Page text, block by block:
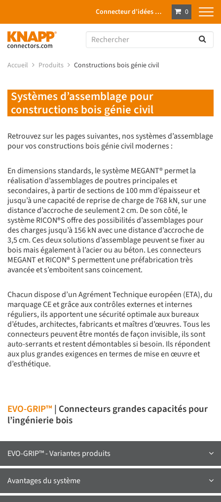
Connecteur d’idées … 0
Accueil Produits Constructions bois génie civil
Systèmes d’assemblage pour
constructions bois génie civil
Retrouvez sur les pages suivantes, nos systèmes d’assemblage
pour vos constructions bois génie civil modernes :
En dimensions standards, le système MEGANT® permet la
réalisation d’assemblages de poutres principales et
secondaires, à partir de sections de 100 mm d’épaisseur et
jusqu’à une capacité de reprise de charge de 768 kN, sur une
distance d’accroche de seulement 2 cm. De son côté, le
système RICON®S offre des possibilités d’assemblages pour
des charges jusqu’à 156 kN avec une distance d’accroche de
3,5 cm. Ces deux solutions d’assemblage peuvent se fixer au
bois mais également à l’acier ou au béton. Les connecteurs
MEGANT et RICON® S permettent une préfabrication très
avancée et s’emboitent sans coincement.
Chacun dispose d’un Agrément Technique européen (ETA), du
marquage CE et grâce aux contrôles externes et internes
réguliers, ils apportent une sécurité optimale aux bureaux
d’études, architectes, fabricants et maîtres d’œuvres. Tous les
connecteurs peuvent être montés de façon invisible, ils sont
auto-serrants et restent démontables si besoin. Ils répondent
aux plus grandes exigences en termes de mise en œuvre et
d’esthétique.
EVO-GRIP™ | Connecteurs grandes capacités pour
l’ingénierie bois
EVO-GRIP™ - Variantes produits
Avantages du système